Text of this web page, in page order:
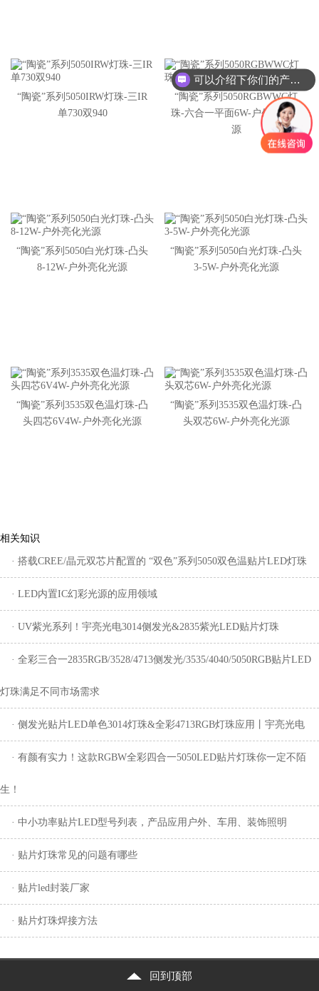
“陶瓷”系列5050IRW灯珠-三IR
单730双940
“陶瓷”系列5050RGBWWC灯
珠-六合一平面6W-户外亮化光
源
“陶瓷”系列5050白光灯珠-凸头
8-12W-户外亮化光源
“陶瓷”系列5050白光灯珠-凸头
3-5W-户外亮化光源
“陶瓷”系列3535双色温灯珠-凸
头四芯6V4W-户外亮化光源
“陶瓷”系列3535双色温灯珠-凸
头双芯6W-户外亮化光源
相关知识
· 搭载CREE/晶元双芯片配置的 “双色”系列5050双色温贴片LED灯珠
· LED内置IC幻彩光源的应用领域
· UV紫光系列！宇亮光电3014侧发光&2835紫光LED贴片灯珠
· 全彩三合一2835RGB/3528/4713侧发光/3535/4040/5050RGB贴片LED
灯珠满足不同市场需求
· 侧发光贴片LED单色3014灯珠&全彩4713RGB灯珠应用丨宇亮光电
· 有颜有实力！这款RGBW全彩四合一5050LED贴片灯珠你一定不陌
生！
· 中小功率贴片LED型号列表，产品应用户外、车用、装饰照明
· 贴片灯珠常见的问题有哪些
· 贴片led封装厂家
· 贴片灯珠焊接方法
回到顶部
可以介绍下你们的产品么？